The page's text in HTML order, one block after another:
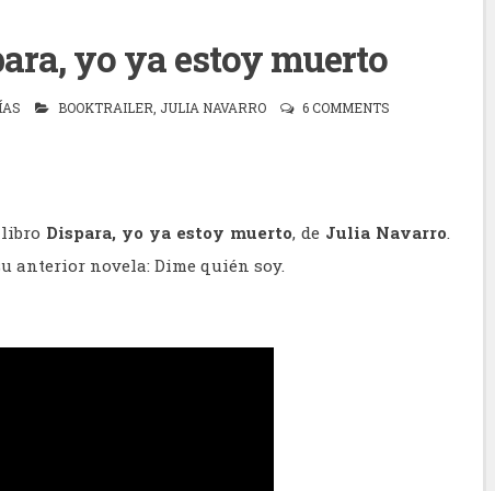
yo ya estoy muerto
BOOKTRAILER JULIA NAVARRO 6 COMMENTS
Dispara, yo ya estoy muerto, de Julia Navarro.
anterior novela: Dime quién soy.